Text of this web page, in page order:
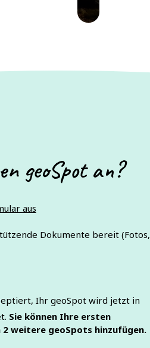
geoSpot an?
aus
Dokumente bereit (Fotos,
Ihr geoSpot wird jetzt in
Sie können Ihre ersten
weitere geoSpots hinzufügen.